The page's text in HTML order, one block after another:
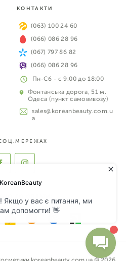
КОНТАКТИ
(063) 100 24 60
(066) 086 28 96
(067) 797 86 82
(066) 086 28 96
Пн-Сб - с 9:00 до 18:00
Фонтанська дорога, 51 м.
Одеса (пункт самовивозу)
sales@koreanbeauty.com.u
a
ДО ОПЛАТИ: